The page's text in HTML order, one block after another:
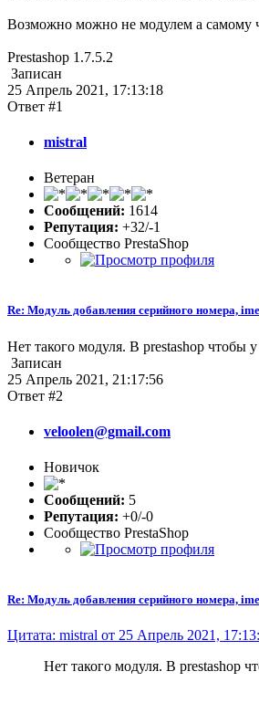
Возможно можно не модулем а самому
Prestashop 1.7.5.2
Записан
25 Апрель 2021, 17:13:18
Ответ #1
mistral
Ветеран
Сообщений: 1614
Репутация: +32/-1
Сообщество PrestaShop
Re: Модуль добавления серийного номера,
Нет такого модуля. В prestashop чтобы
Записан
25 Апрель 2021, 21:17:56
Ответ #2
veloolen@gmail.com
Новичок
Сообщений: 5
Репутация: +0/-0
Сообщество PrestaShop
Re: Модуль добавления серийного номера,
Цитата: mistral от 25 Апрель 2021,
Нет такого модуля. В prestashop